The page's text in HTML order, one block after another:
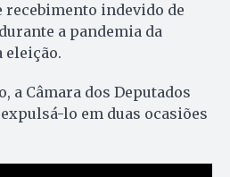
recebimento indevido de
a pandemia da
eleição.
a Câmara dos Deputados
lo em duas ocasiões